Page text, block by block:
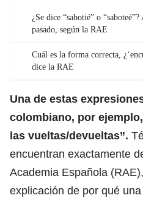
¿Se dice “sabotié” o
pasado, según la RAE
Cuál es la forma correcta,
dice la RAE
Una de estas
colombiano, por
las vueltas/devueltas”.
encuentran exactamente
Academia Española (RAE)
explicación de por qué